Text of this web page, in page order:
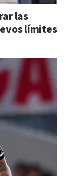
las
límites